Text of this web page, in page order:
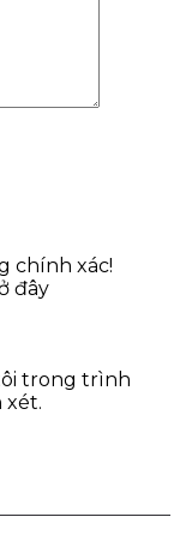
chính xác!
đây
trong trình
xét.